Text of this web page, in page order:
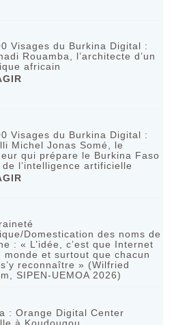
Visages du Burkina Digital :
Rouamba, l’architecte d’un
africain
Visages du Burkina Digital :
Michel Jonas Somé, le
qui prépare le Burkina Faso
de l’intelligence artificielle
Domestication des noms de
: « L’idée, c’est que Internet
monde et surtout que chacun
reconnaître » (Wilfried
SIPEN-UEMOA 2026)
: Orange Digital Center
à Koudougou